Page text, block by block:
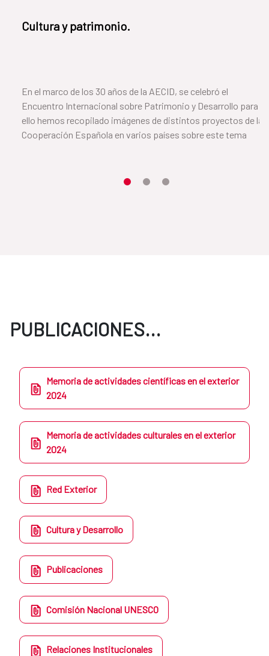
Cultura y patrimonio.
En el marco de los 30 años de la AECID, se celebró el
Encuentro Internacional sobre Patrimonio y Desarrollo para
ello hemos recopilado imágenes de distintos proyectos de la
Cooperación Española en varios países sobre este tema
Item 1Item2Item3
PUBLICACIONES...
Memoria de actividades científicas en el exterior
2024
Memoria de actividades culturales en el exterior
2024
Red Exterior
Cultura y Desarrollo
Publicaciones
Comisión Nacional UNESCO
Relaciones Institucionales